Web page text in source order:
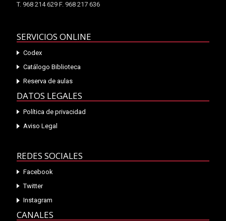
T. 968 214 629 F. 968 217 636
SERVICIOS ONLINE
Codex
Catálogo Biblioteca
Reserva de aulas
DATOS LEGALES
Política de privacidad
Aviso Legal
REDES SOCIALES
Facebook
Twitter
Instagram
CANALES